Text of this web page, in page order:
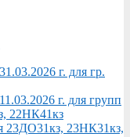
г. для гр.
г. для групп
22НК41кз
23ДО31кз, 23НК31кз,